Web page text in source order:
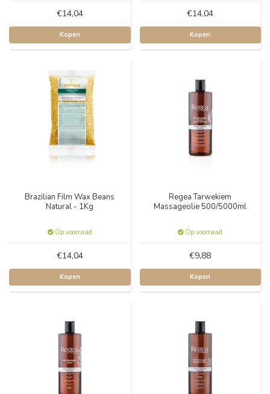
€14,04
Kopen
€14,04
Kopen
Brazilian Film Wax Beans
Natural - 1Kg
Op voorraad
€14,04
Kopen
Regea Tarwekiem
Massageolie 500/5000ml
Op voorraad
€9,88
Kopen